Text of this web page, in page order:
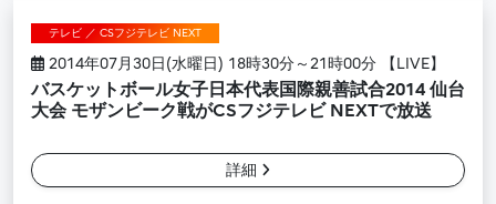
テレビ ／ CSフジテレビ NEXT
2014年07月30日(水曜日) 18時30分～21時00分 【LIVE】
バスケットボール女子日本代表国際親善試合2014 仙台
大会 モザンビーク戦がCSフジテレビ NEXTで放送
詳細